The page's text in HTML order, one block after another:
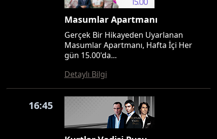
Masumlar Apartmanı
Gerçek Bir Hikayeden Uyarlanan
Masumlar Apartmanı, Hafta İçi Her
gün 15.00'da...
Detaylı Bilgi
16:45